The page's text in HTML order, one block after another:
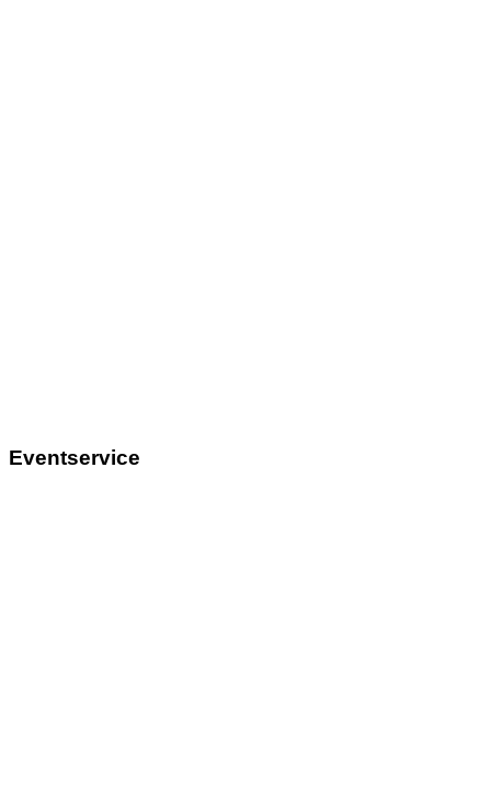
Eventservice